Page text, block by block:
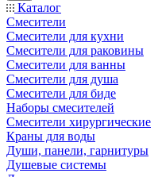
Каталог
Смесители
Смесители для кухни
Смесители для раковины
Смесители для ванны
Смесители для душа
Смесители для биде
Наборы смесителей
Смесители хирургические
Краны для воды
Души, панели, гарнитуры
Душевые системы